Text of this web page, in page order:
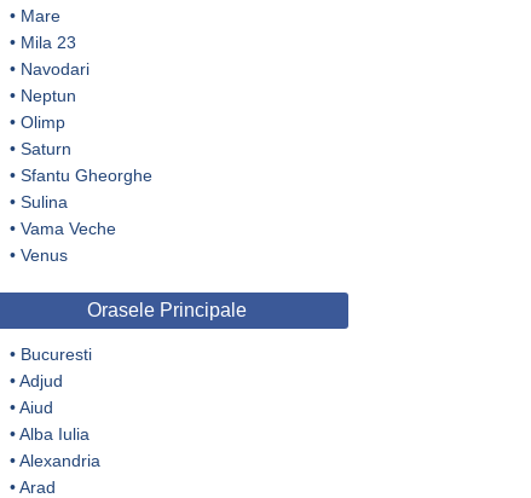
• Mare
• Mila 23
• Navodari
• Neptun
• Olimp
• Saturn
• Sfantu Gheorghe
• Sulina
• Vama Veche
• Venus
Orasele Principale
• Bucuresti
•Adjud
•Aiud
•Alba Iulia
•Alexandria
•Arad